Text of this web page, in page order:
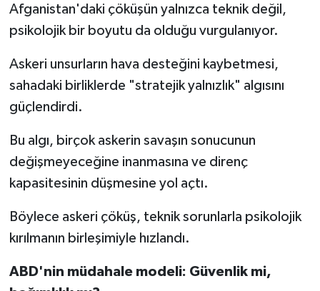
Afganistan'daki çöküşün yalnızca teknik değil,
psikolojik bir boyutu da olduğu vurgulanıyor.
Askeri unsurların hava desteğini kaybetmesi,
sahadaki birliklerde "stratejik yalnızlık" algısını
güçlendirdi.
Bu algı, birçok askerin savaşın sonucunun
değişmeyeceğine inanmasına ve direnç
kapasitesinin düşmesine yol açtı.
Böylece askeri çöküş, teknik sorunlarla psikolojik
kırılmanın birleşimiyle hızlandı.
ABD'nin müdahale modeli: Güvenlik mi,